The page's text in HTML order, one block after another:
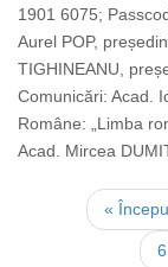
1901 6075;
Aurel POP,
TIGHINEANU,
Comunicări: Acad.
Române: „Limba
Acad. Mircea
Нумерация
страниц
Первая
«
6